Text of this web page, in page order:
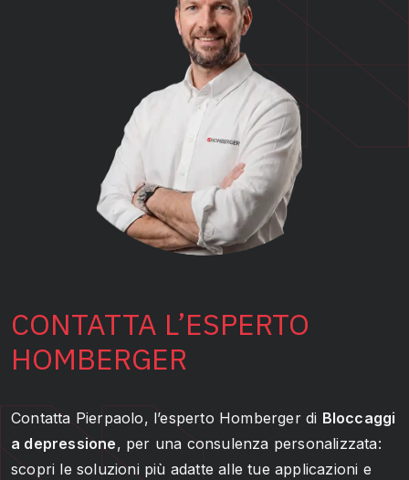
CONTATTA L’ESPERTO
HOMBERGER
Contatta Pierpaolo, l’esperto Homberger di Bloccaggi
a depressione, per una consulenza personalizzata:
scopri le soluzioni più adatte alle tue applicazioni e